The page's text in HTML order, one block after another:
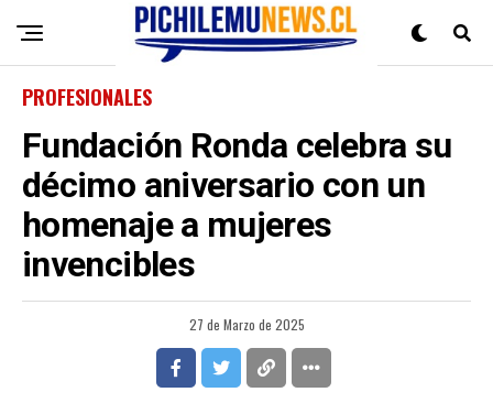
PROFESIONALES
Fundación Ronda celebra su
décimo aniversario con un
homenaje a mujeres
invencibles
27 de Marzo de 2025